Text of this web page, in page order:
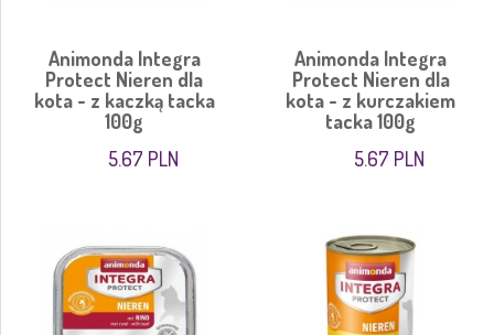
Animonda Integra
Protect Nieren dla
kota - z kaczką tacka
100g
5.67 PLN
Animonda Integra
Protect Nieren dla
kota - z kurczakiem
tacka 100g
5.67 PLN